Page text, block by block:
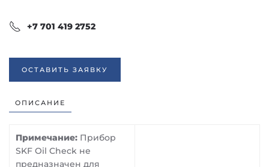
+7 701 419 2752
ОСТАВИТЬ ЗАЯВКУ
ОПИСАНИЕ
Примечание: Прибор
SKF Oil Check не
предназначен для